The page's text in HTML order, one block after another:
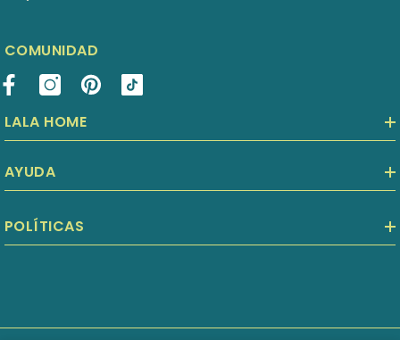
COMUNIDAD
LALA HOME
AYUDA
POLÍTICAS